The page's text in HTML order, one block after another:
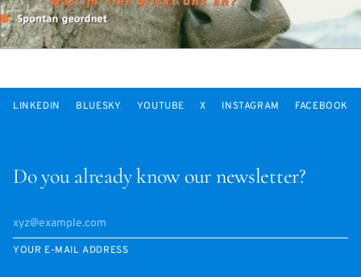
Do you already know our newsletter?
YOUR E-MAIL ADDRESS
LINKEDIN BLUESKY YOUTUBE X INSTAGRAM FACEBOOK